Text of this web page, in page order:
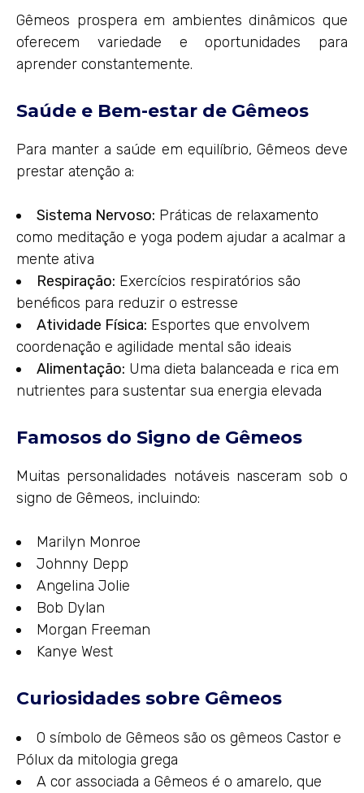
Gêmeos prospera em ambientes dinâmicos que
oferecem variedade e oportunidades para
aprender constantemente.
Saúde e Bem-estar de Gêmeos
Para manter a saúde em equilíbrio, Gêmeos deve
prestar atenção a:
Sistema Nervoso: Práticas de relaxamento
como meditação e yoga podem ajudar a acalmar a
mente ativa
Respiração: Exercícios respiratórios são
benéficos para reduzir o estresse
Atividade Física: Esportes que envolvem
coordenação e agilidade mental são ideais
Alimentação: Uma dieta balanceada e rica em
nutrientes para sustentar sua energia elevada
Famosos do Signo de Gêmeos
Muitas personalidades notáveis nasceram sob o
signo de Gêmeos, incluindo:
Marilyn Monroe
Johnny Depp
Angelina Jolie
Bob Dylan
Morgan Freeman
Kanye West
Curiosidades sobre Gêmeos
O símbolo de Gêmeos são os gêmeos Castor e
Pólux da mitologia grega
A cor associada a Gêmeos é o amarelo, que